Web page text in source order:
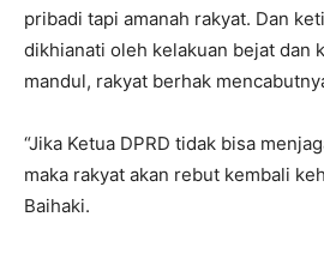
pribadi tapi amanah rakyat. Dan
dikhianati oleh kelakuan bejat dan
mandul, rakyat berhak
“Jika Ketua DPRD tidak bisa
maka rakyat akan rebut kembali
Baihaki.